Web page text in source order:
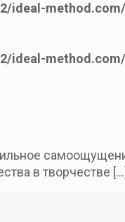
ideal-
ideal-
в творчестве […]